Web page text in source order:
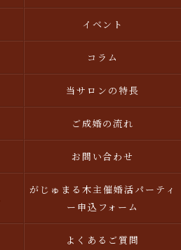
イベント
コラム
当サロンの特長
ご成婚の流れ
お問い合わせ
がじゅまる木主催婚活パーティ
ー申込フォーム
よくあるご質問